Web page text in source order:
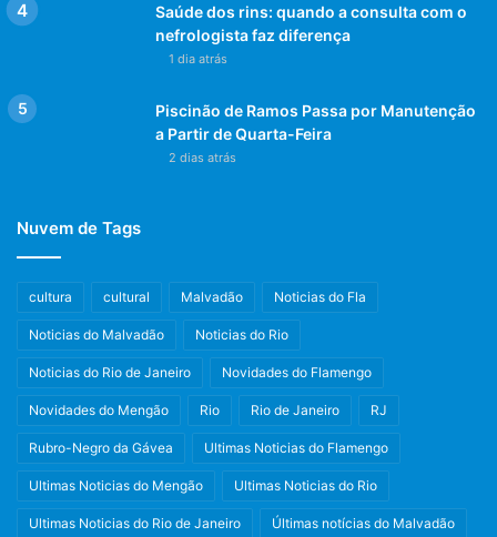
Saúde dos rins: quando a consulta com o
nefrologista faz diferença
1 dia atrás
Piscinão de Ramos Passa por Manutenção
a Partir de Quarta-Feira
2 dias atrás
Nuvem de Tags
cultura cultural Malvadão Noticias do Fla
Noticias do Malvadão Noticias do Rio
Noticias do Rio de Janeiro Novidades do Flamengo
Novidades do Mengão Rio Rio de Janeiro RJ
Rubro-Negro da Gávea Ultimas Noticias do Flamengo
Ultimas Noticias do Mengão Ultimas Noticias do Rio
Ultimas Noticias do Rio de Janeiro Últimas notícias do Malvadão